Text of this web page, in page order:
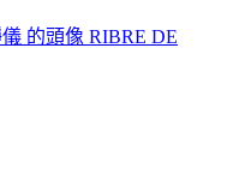
RIBRE DE